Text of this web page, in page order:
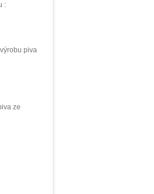
:
piva
ze